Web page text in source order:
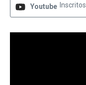
Youtube Inscritos